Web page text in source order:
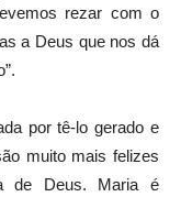
rezar com o
a Deus que nos dá
por tê-lo gerado e
muito mais felizes
de Deus. Maria é